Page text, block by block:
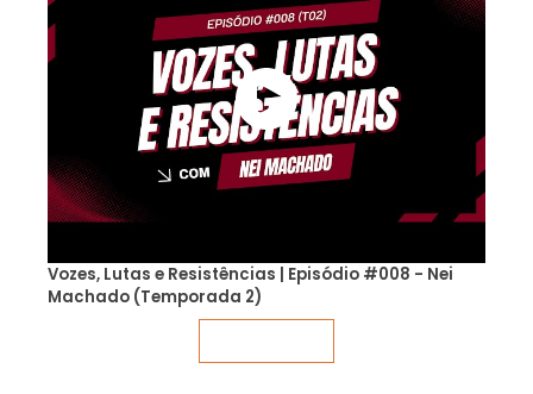
Vozes, Lutas e Resistências | Episódio #008 - Nei
Machado (Temporada 2)